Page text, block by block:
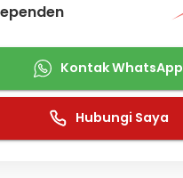
Kontak WhatsApp
Hubungi Saya